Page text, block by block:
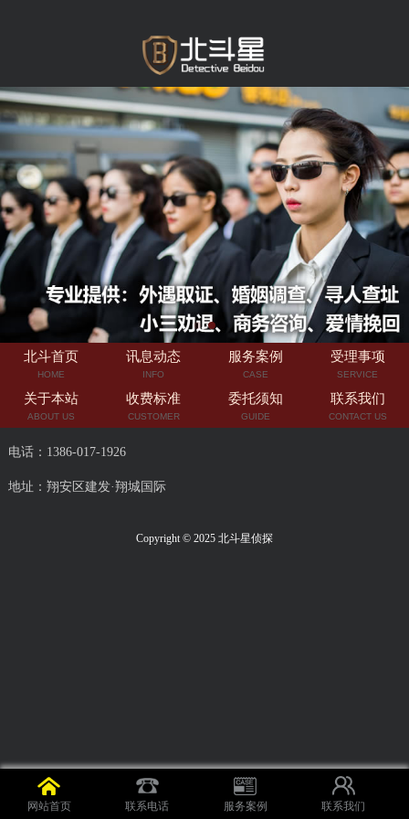
北斗首页
HOME
讯息动态
INFO
服务案例
CASE
受理事项
SERVICE
关于本站
ABOUT US
收费标准
CUSTOMER
委托须知
GUIDE
联系我们
CONTACT US
电话：1386-017-1926
地址：翔安区建发·翔城国际
Copyright © 2025 北斗星侦探
网站首页 联系电话 服务案例 联系我们